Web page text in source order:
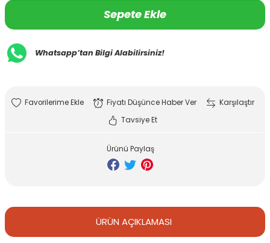
Sepete Ekle
Whatsapp’tan Bilgi Alabilirsiniz!
Fiyatı Düşünce Haber Ver
Karşılaştır
Tavsiye Et
Ürünü Paylaş
ÜRÜN AÇIKLAMASI